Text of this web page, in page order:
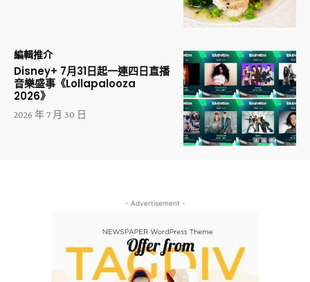
編輯推介
Disney+ 7月31日起一連四日直播
音樂盛事《Lollapalooza
2026》
2026 年 7 月 30 日
- Advertisement -